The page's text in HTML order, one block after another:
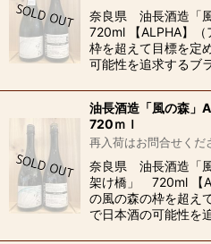
奈良県 油長酒造「
720ml 【ALPHA】
枠を超えて目標を定
可能性を追求するブ
油長酒造「風の森」
720ｍｌ
再入荷はお問合せくだ
奈良県 油長酒造「
架け橋」 720ml 【
の風の森の枠を超え
で日本酒の可能性を